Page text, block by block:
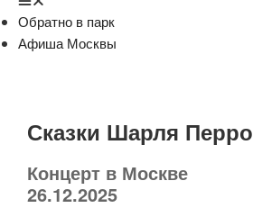
Обратно в парк
Афиша Москвы
Сказки Шарля Перро
Концерт в Москве
26.12.2025